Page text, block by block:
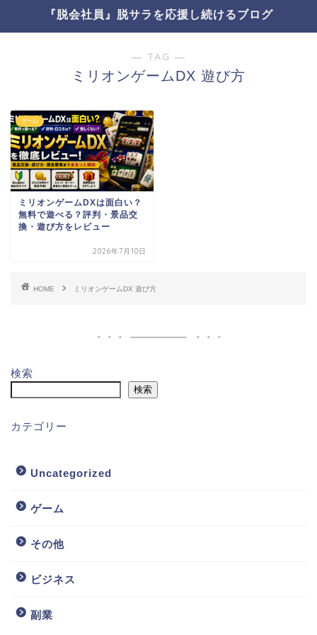
『脱会社員』脱サラを応援し続けるブログ
― TAG ―
ミリオンゲームDX 遊び方
ゲーム
ミリオンゲームDXは面白い？
無料で遊べる？評判・景品交
換・遊び方をレビュー
2026年7月10日
HOME ミリオンゲームDX 遊び方
検索
検索
カテゴリー
Uncategorized
ゲーム
その他
ビジネス
副業